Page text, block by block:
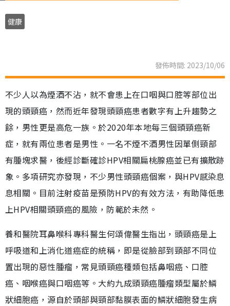
健康
發佈時間: 2023/10/06
不少人以為煙酒不沾，就不會患上在口咽與口腔等部位出
現的頭頸癌，然而近年發現頭頸癌患者數字有上升趨勢之
餘，男性更是高危一族。於2020年本地每三個頭頸癌新
症，就有兩位患者是男性。一名不煙不酒男性因單側頸部
有腫塊求醫，後經診斷確診HPV相關扁桃腺癌並已有擴散跡
象。多項研究亦發現，不少男性頭頸癌個案，與HPV感染息
息相關。目前注射疫苗是預防HPV的有效方法，有助降低患
上HPV相關頭頸癌的風險，防範於未然。
養和醫院耳鼻喉科專科醫生何頌偉醫生指出，頭頸癌是上
呼吸道和上消化道癌症的統稱，即是從臉部到頸部不同位
置出現的惡性腫瘤，常見頭頸癌種類包括鼻咽癌、口腔
癌、咽喉癌與口咽癌等。大約九成頭頸癌腫瘤類型屬於鱗
狀細胞癌，源自於頭部與頸部黏膜表面的鱗狀細胞發生病